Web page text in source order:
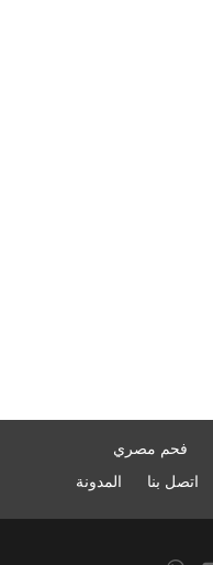
فحم مصري
اتصل بنا المدونة